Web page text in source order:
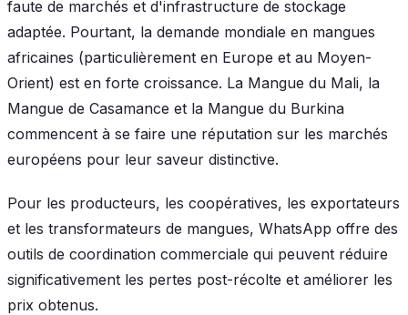
faute de marchés et d'infrastructure de stockage
adaptée. Pourtant, la demande mondiale en mangues
africaines (particulièrement en Europe et au Moyen-
Orient) est en forte croissance. La Mangue du Mali, la
Mangue de Casamance et la Mangue du Burkina
commencent à se faire une réputation sur les marchés
européens pour leur saveur distinctive.
Pour les producteurs, les coopératives, les exportateurs
et les transformateurs de mangues, WhatsApp offre des
outils de coordination commerciale qui peuvent réduire
significativement les pertes post-récolte et améliorer les
prix obtenus.